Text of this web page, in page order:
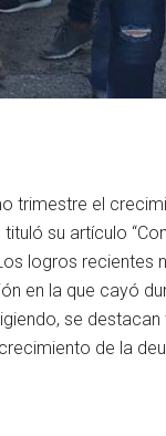
trimestre el
su artículo
logros recientes
en la que cayó
se destacan
de la